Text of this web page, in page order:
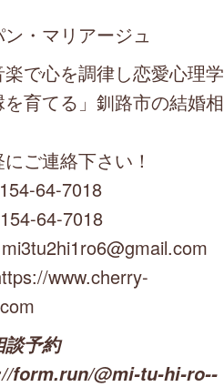
ン・マリアージュ
楽で心を調律し恋愛心理学
を育てる」釧路市の結婚相
ご連絡下さい！
64-7018
64-7018
www.cherry-
談予約
form.run/@mi-tu-hi-ro--